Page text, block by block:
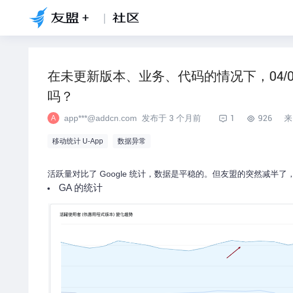
在未更新版本、业务、代码的情况下，
吗？
A app***@addcn.com 发布于 3 个月前 1 926
移动统计 U-App 数据异常
活跃量对比了 Google 统计，数据是平稳的。但友盟的突然减半
GA 的统计